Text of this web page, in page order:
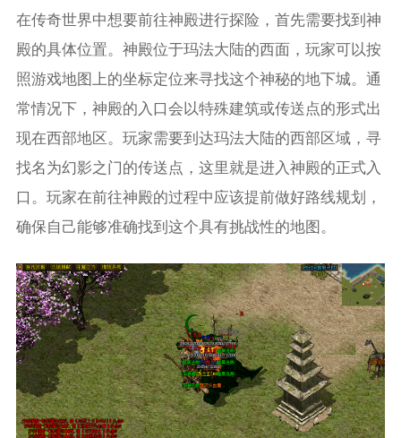
在传奇世界中想要前往神殿进行探险，首先需要找到神
殿的具体位置。神殿位于玛法大陆的西面，玩家可以按
照游戏地图上的坐标定位来寻找这个神秘的地下城。通
常情况下，神殿的入口会以特殊建筑或传送点的形式出
现在西部地区。玩家需要到达玛法大陆的西部区域，寻
找名为幻影之门的传送点，这里就是进入神殿的正式入
口。玩家在前往神殿的过程中应该提前做好路线规划，
确保自己能够准确找到这个具有挑战性的地图。